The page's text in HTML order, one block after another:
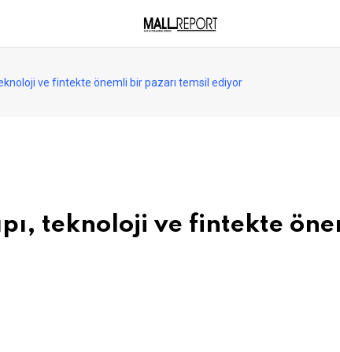
ve fintekte önemli bir pazarı temsil ediyor
teknoloji ve fintekte